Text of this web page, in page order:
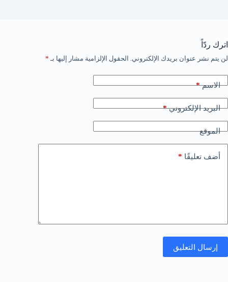
اترك ردّاً
لن يتم نشر عنوان بريدك الإلكتروني. الحقول الإلزامية مشار إليها بـ *
الاسم*
البريد الإلكتروني*
الموقع
أضف تعليقًا *
إرسال التعليق